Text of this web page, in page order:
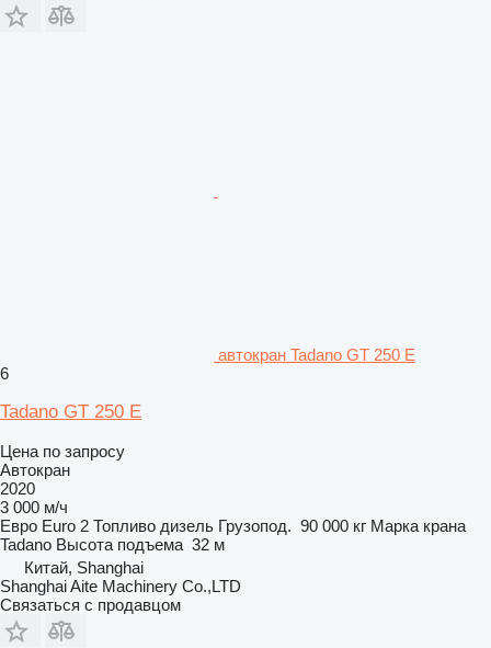
автокран Tadano GT 250 E
6
Tadano GT 250 E
Цена по запросу
Автокран
2020
3 000 м/ч
Евро Euro 2 Топливо дизель Грузопод. 90 000 кг Марка крана
Tadano Высота подъема 32 м
Китай, Shanghai
Shanghai Aite Machinery Co.,LTD
Связаться с продавцом